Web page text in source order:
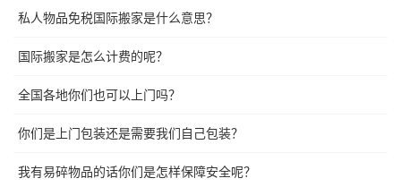
私人物品免税国际搬家是什么意思？
国际搬家是怎么计费的呢？
全国各地你们也可以上门吗？
你们是上门包装还是需要我们自己包装？
我有易碎物品的话你们是怎样保障安全呢？